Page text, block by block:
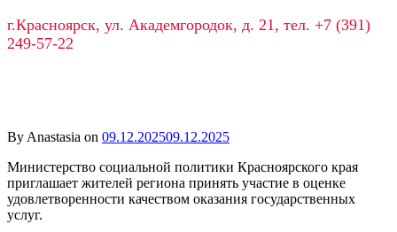
г.Красноярск, ул. Академгородок, д. 21, тел. +7 (391)
249-57-22
By Anastasia on 09.12.202509.12.2025
Министерство социальной политики Красноярского края
приглашает жителей региона принять участие в оценке
удовлетворенности качеством оказания государственных
услуг.